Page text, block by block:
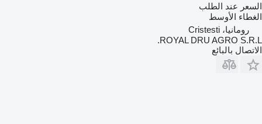
السعر عند الطلب
الغطاء الأوسط
رومانيا، Cristesti
ROYAL DRU AGRO S.R.L.
الاتصال بالبائع